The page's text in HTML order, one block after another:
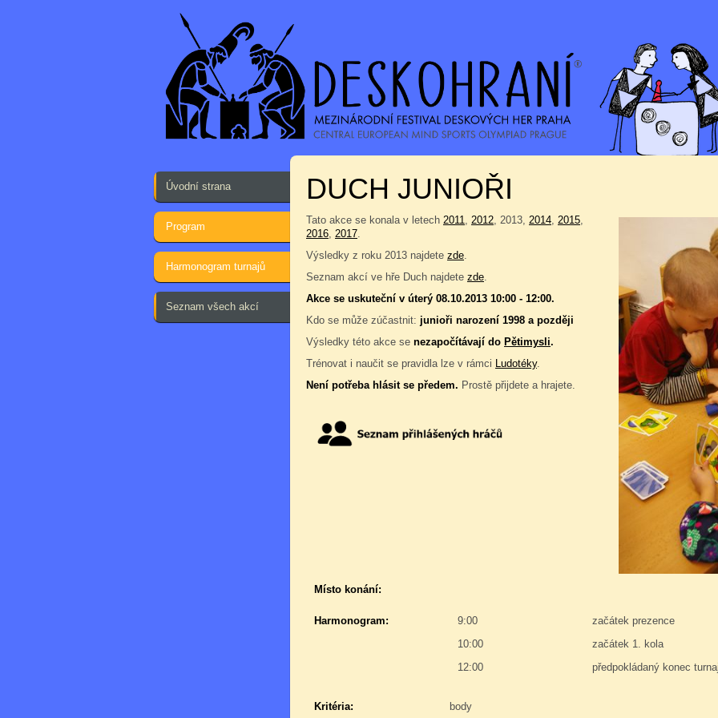
Úvodní strana
Program
Harmonogram turnajů
Seznam všech akcí
DUCH JUNIOŘI
Tato akce se konala v letech 2011, 2012, 2013, 2014, 2015,
2016, 2017.
Výsledky z roku 2013 najdete zde.
Seznam akcí ve hře Duch najdete zde.
Akce se uskuteční v úterý 08.10.2013 10:00 - 12:00.
Kdo se může zúčastnit: junioři narození 1998 a později
Výsledky této akce se nezapočítávají do Pětimysli.
Trénovat i naučit se pravidla lze v rámci Ludotéky.
Není potřeba hlásit se předem. Prostě přijdete a hrajete.
Místo konání:
Harmonogram: 9:00
začátek prezence
10:00
začátek 1. kola
12:00
předpokládaný konec
Kritéria: body